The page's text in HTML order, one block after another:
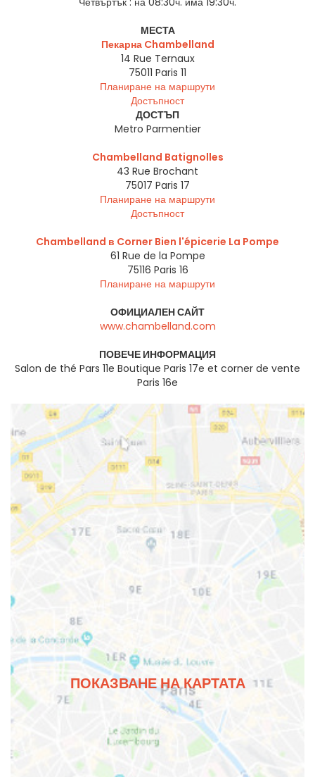
МЕСТА
Пекарна Chambelland
14 Rue Ternaux
75011 Paris 11
Планиране на маршрути
Достъпност
ДОСТЪП
Metro Parmentier
Chambelland Batignolles
43 Rue Brochant
75017 Paris 17
Планиране на маршрути
Достъпност
Chambelland в Corner Bien l'épicerie La Pompe
61 Rue de la Pompe
75116 Paris 16
Планиране на маршрути
ОФИЦИАЛЕН САЙТ
www.chambelland.com
ПОВЕЧЕ ИНФОРМАЦИЯ
Salon de thé Pars 11e Boutique Paris 17e et corner de vente
Paris 16e
ПОКАЗВАНЕ НА КАРТАТА